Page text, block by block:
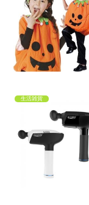
生活雑貨